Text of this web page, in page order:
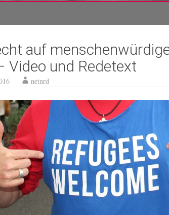
auf
Video und Redetext
netnrd